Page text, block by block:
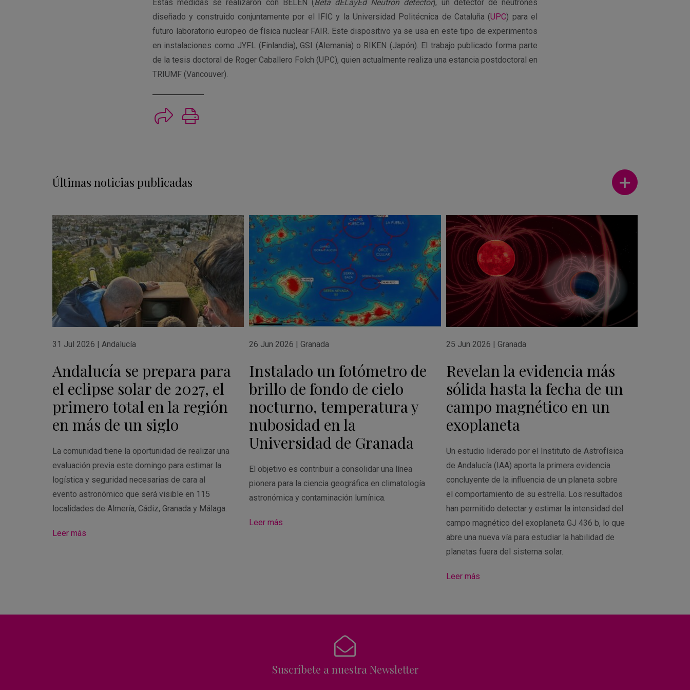
Estas medidas se realizaron con BELEN (Beta dELayEd Neutron detector), un detector de neutrones
diseñado y construido conjuntamente por el IFIC y la Universidad Politécnica de Cataluña (UPC) para el
futuro laboratorio europeo de física nuclear FAIR. Este dispositivo ya se usa en este tipo de experimentos
en instalaciones como JYFL (Finlandia), GSI (Alemania) o RIKEN (Japón). El trabajo publicado forma parte
de la tesis doctoral de Roger Caballero Folch (UPC), quien actualmente realiza una estancia postdoctoral en
TRIUMF (Vancouver).
Últimas noticias publicadas
Ver más
31 Jul 2026 | Andalucía
Andalucía se prepara para
el eclipse solar de 2027, el
primero total en la región
en más de un siglo
La comunidad tiene la oportunidad de realizar una
evaluación previa este domingo para estimar la
logística y seguridad necesarias de cara al
evento astronómico que será visible en 115
localidades de Almería, Cádiz, Granada y Málaga.
Leer más
26 Jun 2026 |Granada
Instalado un fotómetro de
brillo de fondo de cielo
nocturno, temperatura y
nubosidad en la
Universidad de Granada
El objetivo es contribuir a consolidar una línea
pionera para la ciencia geográfica en climatología
astronómica y contaminación lumínica.
Leer más
25 Jun 2026 | Granada
Revelan la evidencia más
sólida hasta la fecha de un
campo magnético en un
exoplaneta
Un estudio liderado por el Instituto de Astrofísica
de Andalucía (IAA) aporta la primera evidencia
concluyente de la influencia de un planeta sobre
el comportamiento de su estrella. Los resultados
han permitido detectar y estimar la intensidad del
campo magnético del exoplaneta GJ 436 b, lo que
abre una nueva vía para estudiar la habilidad de
planetas fuera del sistema solar.
Leer más
Suscríbete a nuestra Newsletter